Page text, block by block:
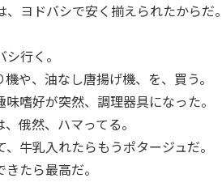
ヨドバシで安く揃えられたからだ。
行く。
や、油なし唐揚げ機、を、買う。
嗜好が突然、調理器具になった。
俄然、ハマってる。
牛乳入れたらもうポタージュだ。
たら最高だ。